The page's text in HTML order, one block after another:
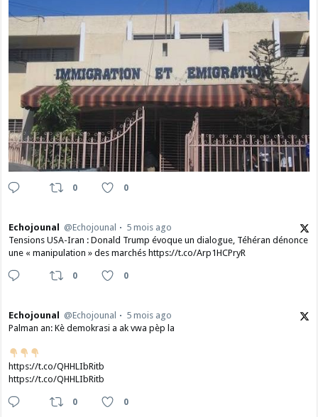
0 0
Echojounal @Echojounal
5 mois ago
Tensions USA-Iran : Donald Trump évoque un dialogue, Téhéran dénonce
une « manipulation » des marchés https://t.co/Arp1HCPryR
0 0
Echojounal @Echojounal
5 mois ago
Palman an: Kè demokrasi a ak vwa pèp la
https://t.co/QHHLIbRitb
https://t.co/QHHLIbRitb
0 0